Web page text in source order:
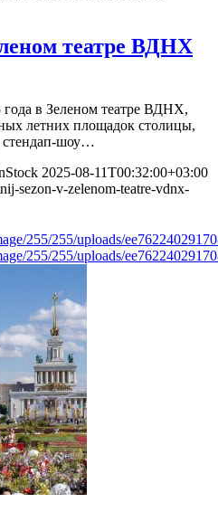
театре ВДНХ
года в Зеленом театре ВДНХ,
летних площадок столицы,
стендап-шоу…
2025-08-11T00:32:00+03:00
sezon-v-zelenom-teatre-vdnx-
255/255/uploads/
255/255/uploads/